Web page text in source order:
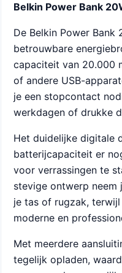
Belkin Power Bank
De Belkin Power Bank
betrouwbare
capaciteit van 20.000
of andere USB-
je een stopcontact
werkdagen of drukke
Het duidelijke digitale
batterijcapaciteit er
voor verrassingen te
stevige ontwerp neem
je tas of rugzak,
moderne en
Met meerdere
tegelijk opladen,